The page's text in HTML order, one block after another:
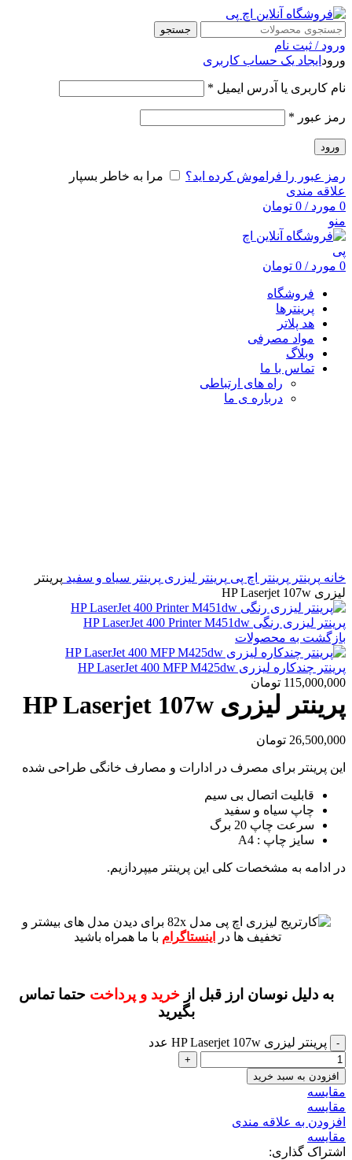
جستجو
ورود / ثبت نام
ورود ایجاد یک حساب کاربری
نام کاربری یا آدرس ایمیل *
رمز عبور *
ورود
رمز عبور را فراموش کرده اید؟
مرا به خاطر بسپار
علاقه مندی
0 مورد /
0 تومان
منو
0 مورد /
0 تومان
فروشگاه
پرینترها
هد پلاتر
مواد مصرفی
وبلاگ
تماس با ما
راه های ارتباطی
درباره ی ما
خانه پرینتر پرینتر اچ پی پرینتر لیزری پرینتر سیاه و سفید پرینتر
لیزری HP Laserjet 107w
پرینتر لیزری رنگی HP LaserJet 400 Printer M451dw
بازگشت به محصولات
پرینتر چندکاره لیزری HP LaserJet 400 MFP M425dw
115,000,000 تومان
پرینتر لیزری HP Laserjet 107w
26,500,000 تومان
این پرینتر برای مصرف در ادارات و مصارف خانگی طراحی شده
قابلیت اتصال بی سیم
چاپ سیاه و سفید
سرعت چاپ 20 برگ
سایز چاپ : A4
در ادامه به مشخصات کلی این پرینتر میپردازیم.
برای دیدن مدل های بیشتر و
تخفیف ها در
اینستاگرام با ما همراه باشید
به دلیل نوسان ارز قبل از خرید و پرداختحتما تماس
بگیرید
پرینتر لیزری HP Laserjet 107w عدد
افزودن به سبد خرید
مقايسه
مقایسه
افزودن به علاقه مندی
مقایسه
اشتراک گذاری: